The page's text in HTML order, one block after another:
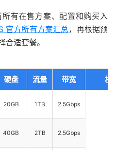
有在售方案、配置和购买入
官方所有方案汇总，再根据预
适套餐。
硬盘 流量 带宽 机
20GB 1TB 2.5Gbps
40GB 2TB 2.5Gbps